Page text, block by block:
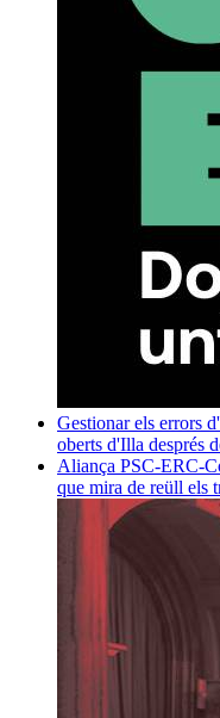
Gestionar els errors
oberts d'Illa després
Aliança PSC-ERC-
que mira de reüll els